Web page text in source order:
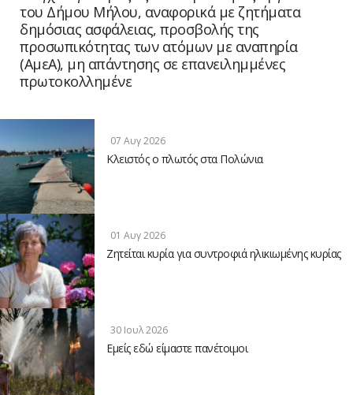
του Δήμου Μήλου, αναφορικά με ζητήματα
δημόσιας ασφάλειας, προσβολής της
προσωπικότητας των ατόμων με αναπηρία
(ΑμεΑ), μη απάντησης σε επανειλημμένες
πρωτοκολλημένε
07 Αυγ 2026
Κλειστός ο πλωτός στα Πολώνια
01 Αυγ 2026
Ζητείται κυρία για συντροφιά ηλικιωμένης κυρίας
30 Ιουλ 2026
Εμείς εδώ είμαστε πανέτοιμοι